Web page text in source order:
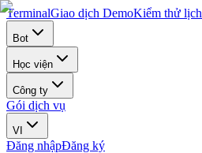
TerminalGiao dịch DemoKiểm thử
Bot
Học viện
Công ty
Gói dịch vụ
VI
Đăng nhậpĐăng ký